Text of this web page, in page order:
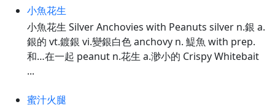
小魚花生
小魚花生 Silver Anchovies with Peanuts silver n.銀 a.
銀的 vt.鍍銀 vi.變銀白色 anchovy n. 鯷魚 with prep.
和…在一起 peanut n.花生 a.渺小的 Crispy Whitebait
...
蜜汁火腿